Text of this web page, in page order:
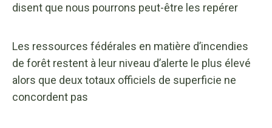
disent que nous pourrons peut-être les repérer
Les ressources fédérales en matière d’incendies
de forêt restent à leur niveau d’alerte le plus élevé
alors que deux totaux officiels de superficie ne
concordent pas